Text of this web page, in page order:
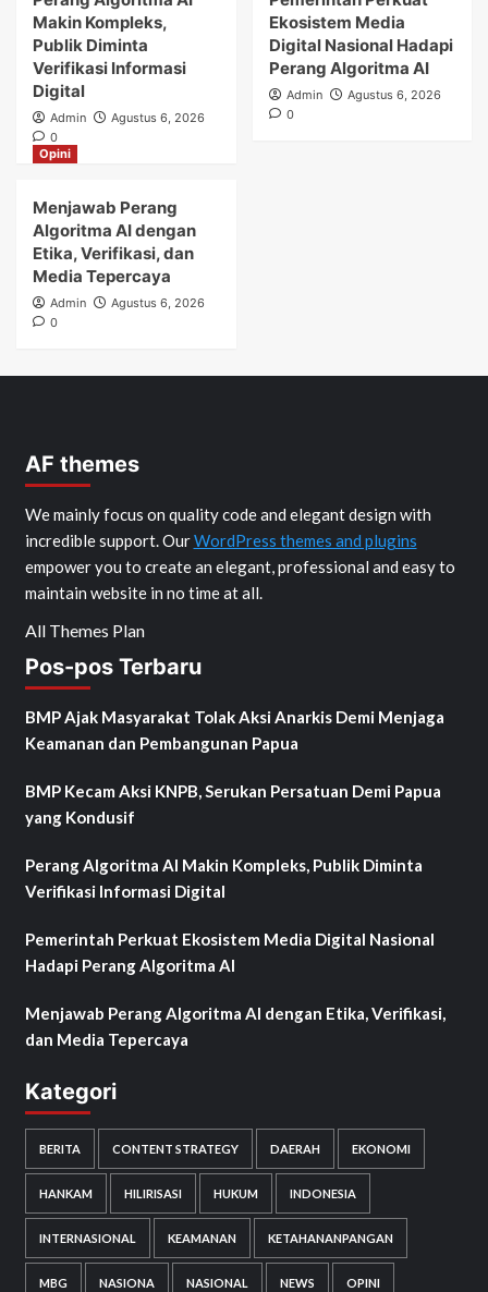
Makin Kompleks,
Publik Diminta
Verifikasi Informasi
Digital
Admin
Agustus 6, 2026
0
Ekosistem Media
Digital Nasional Hadapi
Perang Algoritma AI
Admin
Agustus 6, 2026
0
Opini
Menjawab Perang
Algoritma AI dengan
Etika, Verifikasi, dan
Media Tepercaya
Admin
Agustus 6, 2026
0
AF themes
We mainly focus on quality code and elegant design with
incredible support. OurWordPress themes and plugins
empower you to create an elegant, professional and easy to
maintain website in no time at all.
All Themes Plan
Pos-pos Terbaru
BMP Ajak Masyarakat Tolak Aksi Anarkis Demi Menjaga
Keamanan dan Pembangunan Papua
BMP Kecam Aksi KNPB, Serukan Persatuan Demi Papua
yang Kondusif
Perang Algoritma AI Makin Kompleks, Publik Diminta
Verifikasi Informasi Digital
Pemerintah Perkuat Ekosistem Media Digital Nasional
Hadapi Perang Algoritma AI
Menjawab Perang Algoritma AI dengan Etika, Verifikasi,
dan Media Tepercaya
Kategori
BERITA CONTENT STRATEGY DAERAH EKONOMI
HANKAM HILIRISASI HUKUM INDONESIA
INTERNASIONAL KEAMANAN KETAHANANPANGAN
MBG NASIONA NASIONAL NEWS OPINI